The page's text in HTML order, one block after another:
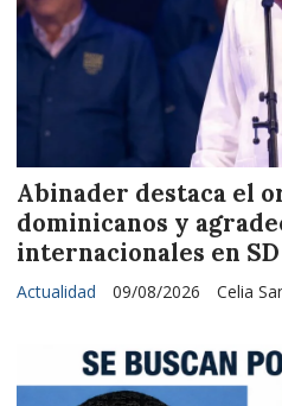
Abinader destaca el
dominicanos y
internacionales en SD
Celia
Actualidad 09/08/2026